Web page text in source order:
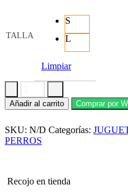
TALLA
S
L
Limpiar
KLIN
KASSEL
para
Perros
de
Caucho
Añadir al carrito Comprar por
SKU: N/D Categorías:
PERROS
Recojo en tienda